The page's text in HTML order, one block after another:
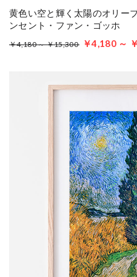
黄色い空と輝く太陽のオリー
ンセント・ファン・ゴッホ
￥4,180 ～ ￥15,300 ￥4,180 ～